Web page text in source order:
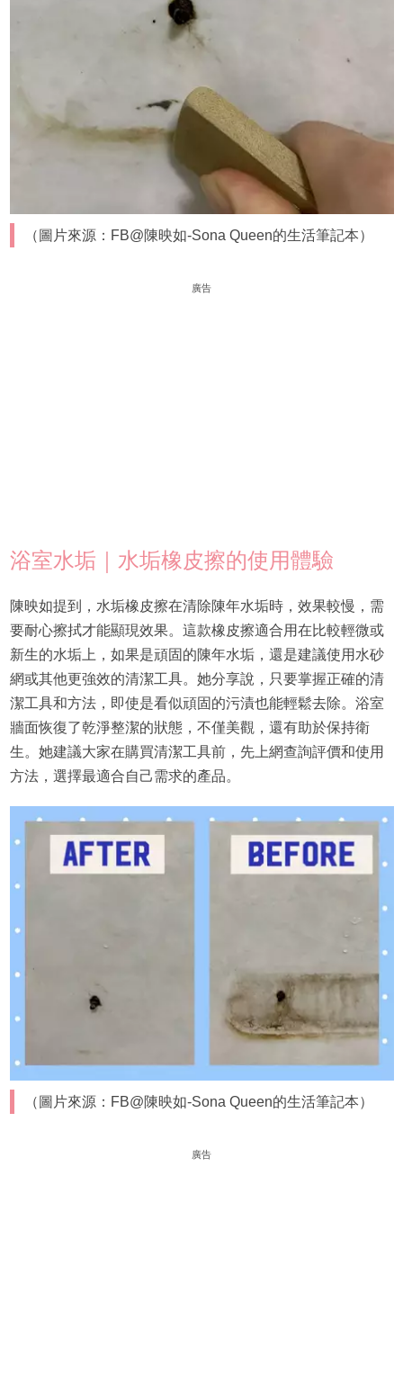
（圖片來源：FB@陳映如-Sona Queen的生活筆記本）
廣告
浴室水垢｜水垢橡皮擦的使用體驗
陳映如提到，水垢橡皮擦在清除陳年水垢時，效果較慢，需
要耐心擦拭才能顯現效果。這款橡皮擦適合用在比較輕微或
新生的水垢上，如果是頑固的陳年水垢，還是建議使用水砂
網或其他更強效的清潔工具。她分享說，只要掌握正確的清
潔工具和方法，即使是看似頑固的污漬也能輕鬆去除。浴室
牆面恢復了乾淨整潔的狀態，不僅美觀，還有助於保持衛
生。她建議大家在購買清潔工具前，先上網查詢評價和使用
方法，選擇最適合自己需求的產品。
（圖片來源：FB@陳映如-Sona Queen的生活筆記本）
廣告